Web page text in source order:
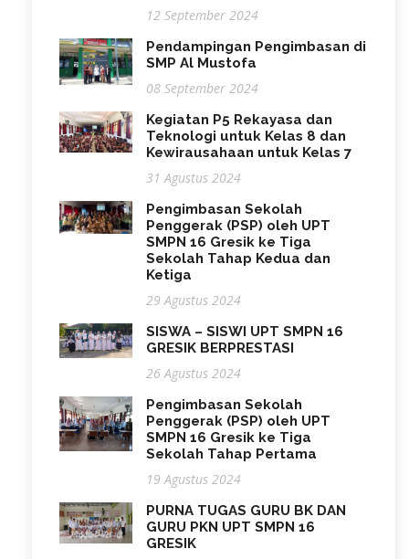
12 September 2024
Pendampingan Pengimbasan di
SMP Al Mustofa
08 September 2024
Kegiatan P5 Rekayasa dan
Teknologi untuk Kelas 8 dan
Kewirausahaan untuk Kelas 7
31 Agustus 2024
Pengimbasan Sekolah
Penggerak (PSP) oleh UPT
SMPN 16 Gresik ke Tiga
Sekolah Tahap Kedua dan
Ketiga
29 Agustus 2024
SISWA – SISWI UPT SMPN 16
GRESIK BERPRESTASI
26 Agustus 2024
Pengimbasan Sekolah
Penggerak (PSP) oleh UPT
SMPN 16 Gresik ke Tiga
Sekolah Tahap Pertama
19 Agustus 2024
PURNA TUGAS GURU BK DAN
GURU PKN UPT SMPN 16
GRESIK